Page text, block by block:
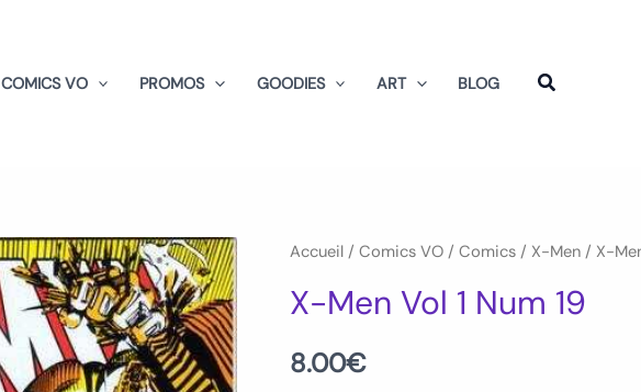
COMICS VO PROMOS GOODIES ART BLOG
Accueil / Comics VO / Comics / X-Men / X-
X-Men Vol 1 Num 19
8.00€
quantité
X-
Men
Vol